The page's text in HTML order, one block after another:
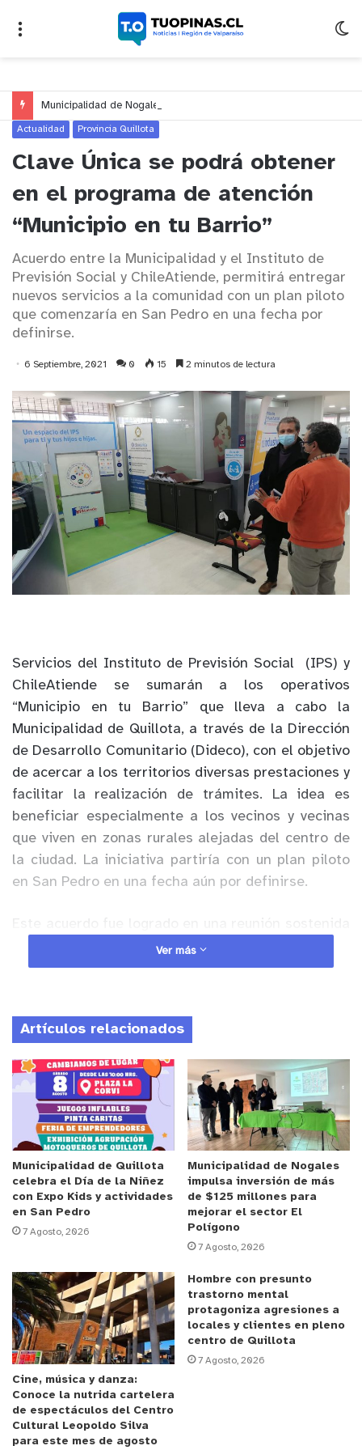
Actualidad Provincia Quillota
Clave Única se podrá obtener
en el programa de atención
“Municipio en tu Barrio”
Acuerdo entre la Municipalidad y el Instituto de
Previsión Social y ChileAtiende, permitirá entregar
nuevos servicios a la comunidad con un plan piloto
que comenzaría en San Pedro en una fecha por
definirse.
6 Septiembre, 2021 0 15 2 minutos de lectura
Servicios del Instituto de Previsión Social (IPS) y
ChileAtiende se sumarán a los operativos
“Municipio en tu Barrio” que lleva a cabo la
Municipalidad de Quillota, a través de la Dirección
de Desarrollo Comunitario (Dideco), con el objetivo
de acercar a los territorios diversas prestaciones y
facilitar la realización de trámites. La idea es
beneficiar especialmente a los vecinos y vecinas
que viven en zonas rurales alejadas del centro de
la ciudad. La iniciativa partiría con un plan piloto
en San Pedro en una fecha aún por definirse.
entre el alcalde Oscar Calderón Sánchez y el jefe
de la sucursal de Quillota del Instituto de Previsión
Entrega de Claves Únicas, cambio de forma de
pago de las pensiones del IPS, consultas sobre el
IFE Universal son algunos de los servicios que
complementarán a los ya ofrecidos por las oficinas
del Registro Social de Hogares, Vivienda,
Intermediación Laboral (OMIL), Pueblos
Originarios, Área Social y Tarjeta “Quillota Más
Cerca”.
Anuncio Patrocinado
El jefe del IPS sucursal Quillota, Andrés León Soto,
comentó que acordaron trabajar “en conjunto en
localidades más alejadas del centro de Quillota,
llevando y acercando nuestros productos del IPS y
ChileAtiende a la comunidad. Vamos a partir en San
Pedro entregando Claves Únicas, cambio de formas
de pago de pensión, consultas sobre el IFE
Universal. La idea es hacer un trabajo colaborativo
con el Alcalde, tras la visita, y general con la
Ver más
Artículos relacionados
Municipalidad de Quillota
celebra el Día de la Niñez
con Expo Kids y actividades
en San Pedro
7 Agosto, 2026
Municipalidad de Nogales
impulsa inversión de más
de $125 millones para
mejorar el sector El
Polígono
7 Agosto, 2026
Cine, música y danza:
Conoce la nutrida cartelera
de espectáculos del Centro
Cultural Leopoldo Silva
para este mes de agosto
Hombre con presunto
trastorno mental
protagoniza agresiones a
locales y clientes en pleno
centro de Quillota
7 Agosto, 2026